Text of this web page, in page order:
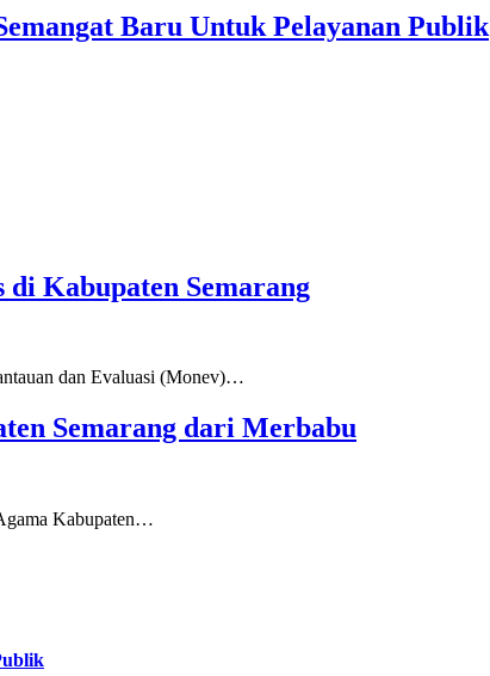
Baru Untuk Pelayanan Publik
Kabupaten Semarang
dan Evaluasi (Monev)…
Semarang dari Merbabu
Kabupaten…